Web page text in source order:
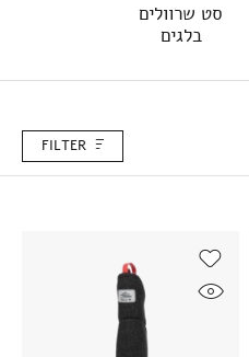
סט שרוולים
בלגים
FILTER